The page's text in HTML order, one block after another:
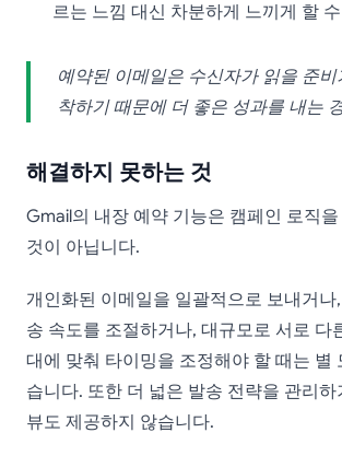
르는 느낌 대신 차분하게 느끼게 할
예약된 이메일은 수신자가 읽을 준
착하기 때문에 더 좋은 성과를 내는
해결하지 못하는 것
Gmail의 내장 예약 기능은 캠페인 로직
것이 아닙니다.
개인화된 이메일을 일괄적으로 보내거
송 속도를 조절하거나, 대규모로 서로 다
대에 맞춰 타이밍을 조정해야 할 때는 별
습니다. 또한 더 넓은 발송 전략을 관리하
뷰도 제공하지 않습니다.